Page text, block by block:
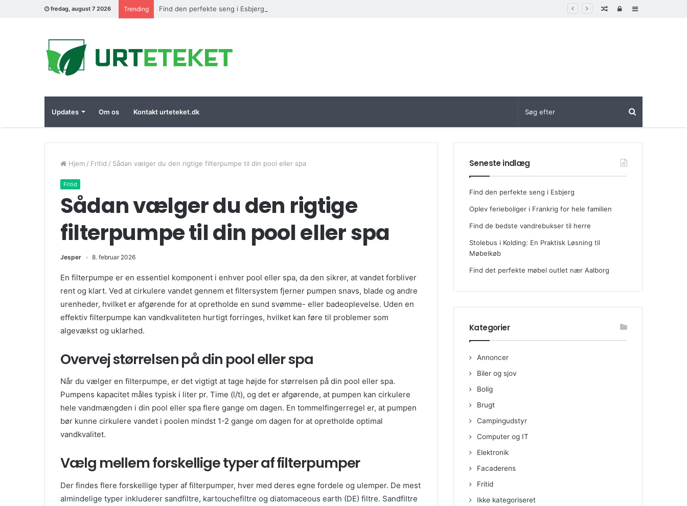
fredag, august 7 2026 Trending Find den perfekte seng i Esbjerg Sidebar
Log
Random
Updates Om os Kontakt urteteket.dk
Hjem / Fritid / Sådan vælger du den rigtige filterpumpe til din pool eller spa
Fritid
Sådan vælger du den rigtige
filterpumpe til din pool eller spa
Jesper 8. februar 2026
En filterpumpe er en essentiel komponent i enhver pool eller spa, da den sikrer, at vandet forbliver
rent og klart. Ved at cirkulere vandet gennem et filtersystem fjerner pumpen snavs, blade og andre
urenheder, hvilket er afgørende for at opretholde en sund svømme- eller badeoplevelse. Uden en
effektiv filterpumpe kan vandkvaliteten hurtigt forringes, hvilket kan føre til problemer som
algevækst og uklarhed.
Overvej størrelsen på din pool eller spa
Når du vælger en filterpumpe, er det vigtigt at tage højde for størrelsen på din pool eller spa.
Pumpens kapacitet måles typisk i liter pr. Time (l/t), og det er afgørende, at pumpen kan cirkulere
hele vandmængden i din pool eller spa flere gange om dagen. En tommelfingerregel er, at pumpen
bør kunne cirkulere vandet i poolen mindst 1-2 gange om dagen for at opretholde optimal
vandkvalitet.
Vælg mellem forskellige typer af filterpumper
Der findes flere forskellige typer af filterpumper, hver med deres egne fordele og ulemper. De mest
almindelige typer inkluderer sandfiltre, kartouchefiltre og diatomaceous earth (DE) filtre. Sandfiltre
Seneste indlæg
Find den perfekte seng i Esbjerg
Oplev ferieboliger i Frankrig for hele familien
Find de bedste vandrebukser til herre
Stolebus i Kolding: En Praktisk Løsning til
Møbelkøb
Find det perfekte møbel outlet nær Aalborg
Kategorier
Annoncer
Biler og sjov
Bolig
Brugt
Campingudstyr
Computer og IT
Elektronik
Facaderens
Fritid
Ikke kategoriseret